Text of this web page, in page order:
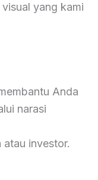
yang kami
Anda
narasi
investor.